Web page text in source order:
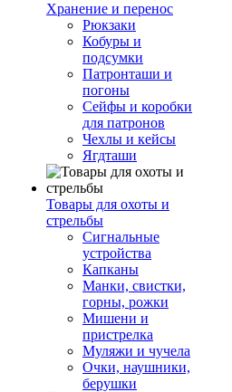
Хранение и перенос
Рюкзаки
Кобуры и
подсумки
Патронташи и
погоны
Сейфы и коробки
для патронов
Чехлы и кейсы
Ягдташи
Товары для охоты и
стрельбы
Сигнальные
устройства
Капканы
Манки, свистки,
горны, рожки
Мишени и
пристрелка
Муляжи и чучела
Очки, наушники,
берушки